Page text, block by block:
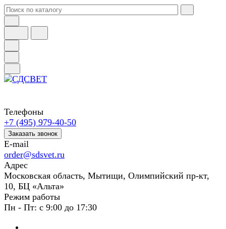
Телефоны
+7 (495) 979-40-50
Заказать звонок
E-mail
order@sdsvet.ru
Адрес
Московская область, Мытищи, Олимпийский пр-кт,
10, БЦ «Альта»
Режим работы
Пн - Пт: с 9:00 до 17:30